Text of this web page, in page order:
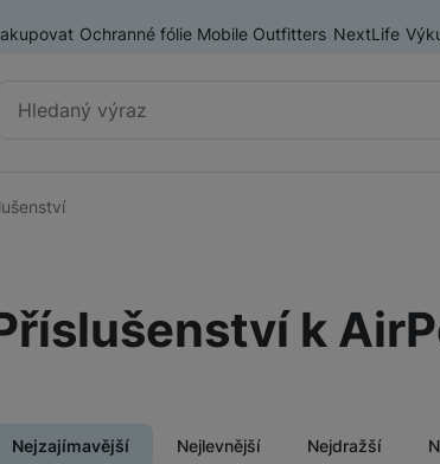
Ochranné fólie Mobile Outfitters NextLife
Vyhledávání
k
Nejzajímavější Nejlevnější Nejdražší